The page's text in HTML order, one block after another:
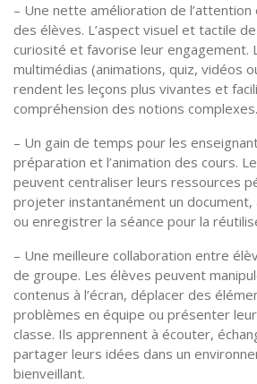
– Une nette amélioration de
des élèves. L’aspect visuel et tactile
curiosité et favorise leur engagement.
multimédias (animations, quiz, vidéos
rendent les leçons plus vivantes et
compréhension des notions complexes.
– Un gain de temps pour les
préparation et l’animation des cours.
peuvent centraliser leurs ressources
projeter instantanément un document,
ou enregistrer la séance pour la
– Une meilleure collaboration entre
de groupe. Les élèves peuvent
contenus à l’écran, déplacer des
problèmes en équipe ou présenter
classe. Ils apprennent à écouter,
partager leurs idées dans un
bienveillant.